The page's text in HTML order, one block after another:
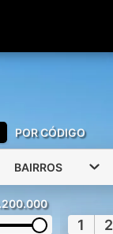
POR CÓDIGO
BAIRROS
1 2